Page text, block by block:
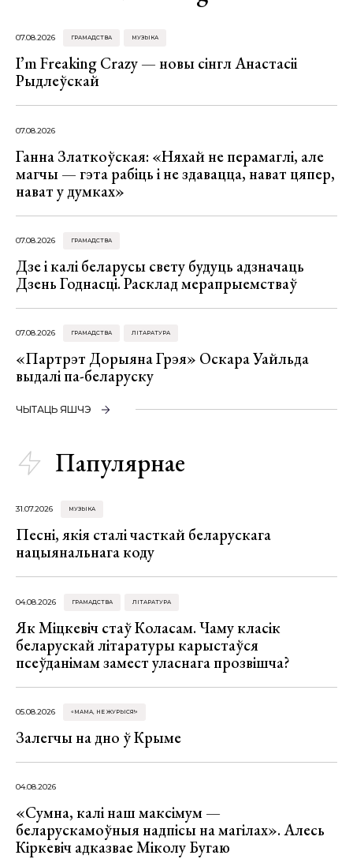
07.08.2026 ГРАМАДСТВА МУЗЫКА
I’m Freaking Crazy — новы сінгл Анастасіі
Рыдлеўскай
07.08.2026
Ганна Златкоўская: «Няхай не перамаглі, але
магчы — гэта рабіць і не здавацца, нават цяпер,
нават у думках»
07.08.2026 ГРАМАДСТВА
Дзе і калі беларусы свету будуць адзначаць
Дзень Годнасці. Расклад мерапрыемстваў
07.08.2026 ГРАМАДСТВА ЛІТАРАТУРА
«Партрэт Дорыяна Грэя» Оскара Уайльда
выдалі па-беларуску
ЧЫТАЦЬ ЯШЧЭ
Папулярнае
31.07.2026 МУЗЫКА
Песні, якія сталі часткай беларускага
нацыянальнага коду
04.08.2026 ГРАМАДСТВА ЛІТАРАТУРА
Як Міцкевіч стаў Коласам. Чаму класік
беларускай літаратуры карыстаўся
псеўданімам замест уласнага прозвішча?
05.08.2026 «МАМА, НЕ ЖУРЫСЯ!»
Залегчы на дно ў Крыме
04.08.2026
«Сумна, калі наш максімум —
беларускамоўныя надпісы на магілах». Алесь
Кіркевіч адказвае Міколу Бугаю